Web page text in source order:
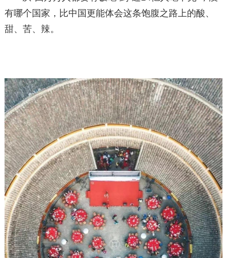
有哪个国家，比中国更能体会这条饱腹之路上的酸、
甜、苦、辣。